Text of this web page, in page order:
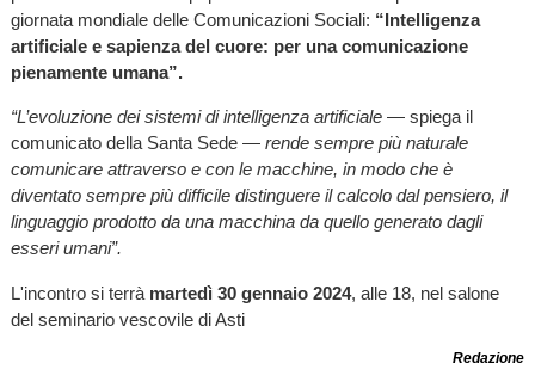
giornata mondiale delle Comunicazioni Sociali: “Intelligenza
artificiale e sapienza del cuore: per una comunicazione
pienamente umana”.
“L’evoluzione dei sistemi di intelligenza artificiale— spiega il
comunicato della Santa Sede — rende sempre più naturale
comunicare attraverso e con le macchine, in modo che è
diventato sempre più difficile distinguere il calcolo dal pensiero, il
linguaggio prodotto da una macchina da quello generato dagli
esseri umani”.
L'incontro si terrà martedì 30 gennaio 2024, alle 18, nel salone
del seminario vescovile di Asti
Redazione